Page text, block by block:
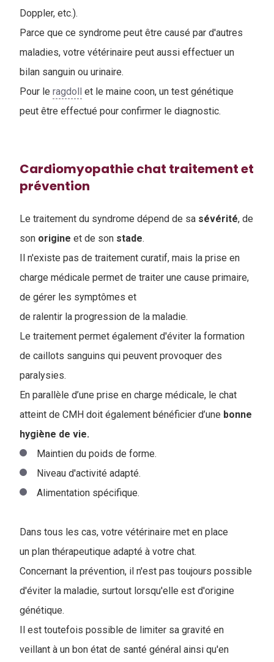
Doppler, etc.).
Parce que ce syndrome peut être causé par d'autres
maladies, votre vétérinaire peut aussi effectuer un
bilan sanguin ou urinaire.
Pour le ragdoll et le maine coon, un test génétique
peut être effectué pour confirmer le diagnostic.
Cardiomyopathie chat traitement et
prévention
Le traitement du syndrome dépend de sa sévérité, de
son origine et de son stade.
Il n'existe pas de traitement curatif, mais la prise en
charge médicale permet de traiter une cause primaire,
de gérer les symptômes et
de ralentir la progression de la maladie.
Le traitement permet également d'éviter la formation
de caillots sanguins qui peuvent provoquer des
paralysies.
En parallèle d’une prise en charge médicale, le chat
atteint de CMH doit également bénéficier d’une bonne
hygiène de vie.
Maintien du poids de forme.
Niveau d'activité adapté.
Alimentation spécifique.
Dans tous les cas, votre vétérinaire met en place
un plan thérapeutique adapté à votre chat.
Concernant la prévention, il n'est pas toujours possible
d'éviter la maladie, surtout lorsqu'elle est d'origine
génétique.
Il est toutefois possible de limiter sa gravité en
veillant à un bon état de santé général ainsi qu'en